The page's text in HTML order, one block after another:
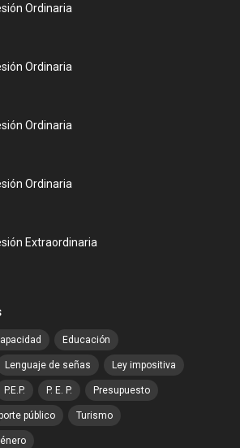
Ordinaria
Ordinaria
Ordinaria
Ordinaria
Extraordinaria
Educación
Lenguaje de señas Ley impositiva
P.E.P. P. E. P. Presupuesto
público Turismo